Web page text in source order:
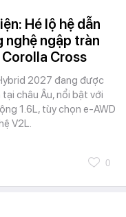
Hé lộ hệ dẫn
nghệ ngập tràn
Cross
2027 đang được
châu Âu, nổi bật với
1.6L, tùy chọn e-AWD
V2L.
0